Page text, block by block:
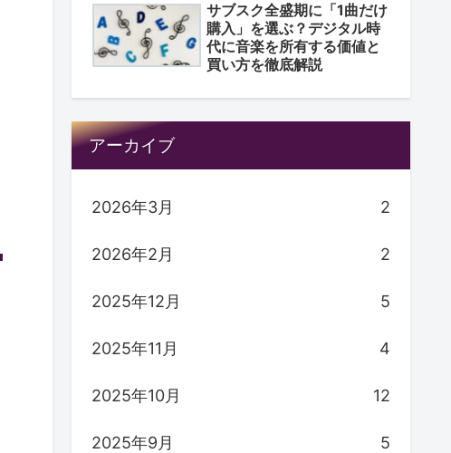
サブスク全盛期に「1曲だけ
購入」を選ぶ？デジタル時
代に音楽を所有する価値と
買い方を徹底解説
アーカイブ
2026年3月 2
2026年2月 2
2025年12月 5
2025年11月 4
2025年10月 12
2025年9月 5